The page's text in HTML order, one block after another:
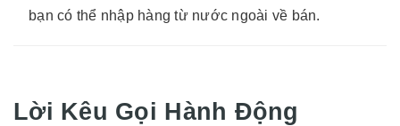
bạn có thể nhập hàng từ nước ngoài về bán.
Lời Kêu Gọi Hành Động